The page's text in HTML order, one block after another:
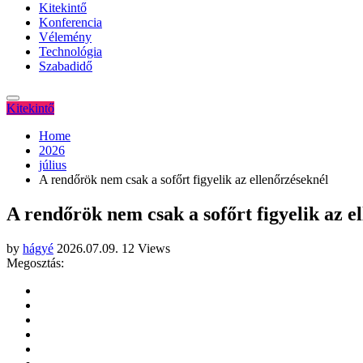
Kitekintő
Konferencia
Vélemény
Technológia
Szabadidő
Kitekintő
Home
2026
július
A rendőrök nem csak a sofőrt figyelik az ellenőrzéseknél
A rendőrök nem csak a sofőrt figyelik az
by hágyé 2026.07.09. 12 Views
Megosztás: